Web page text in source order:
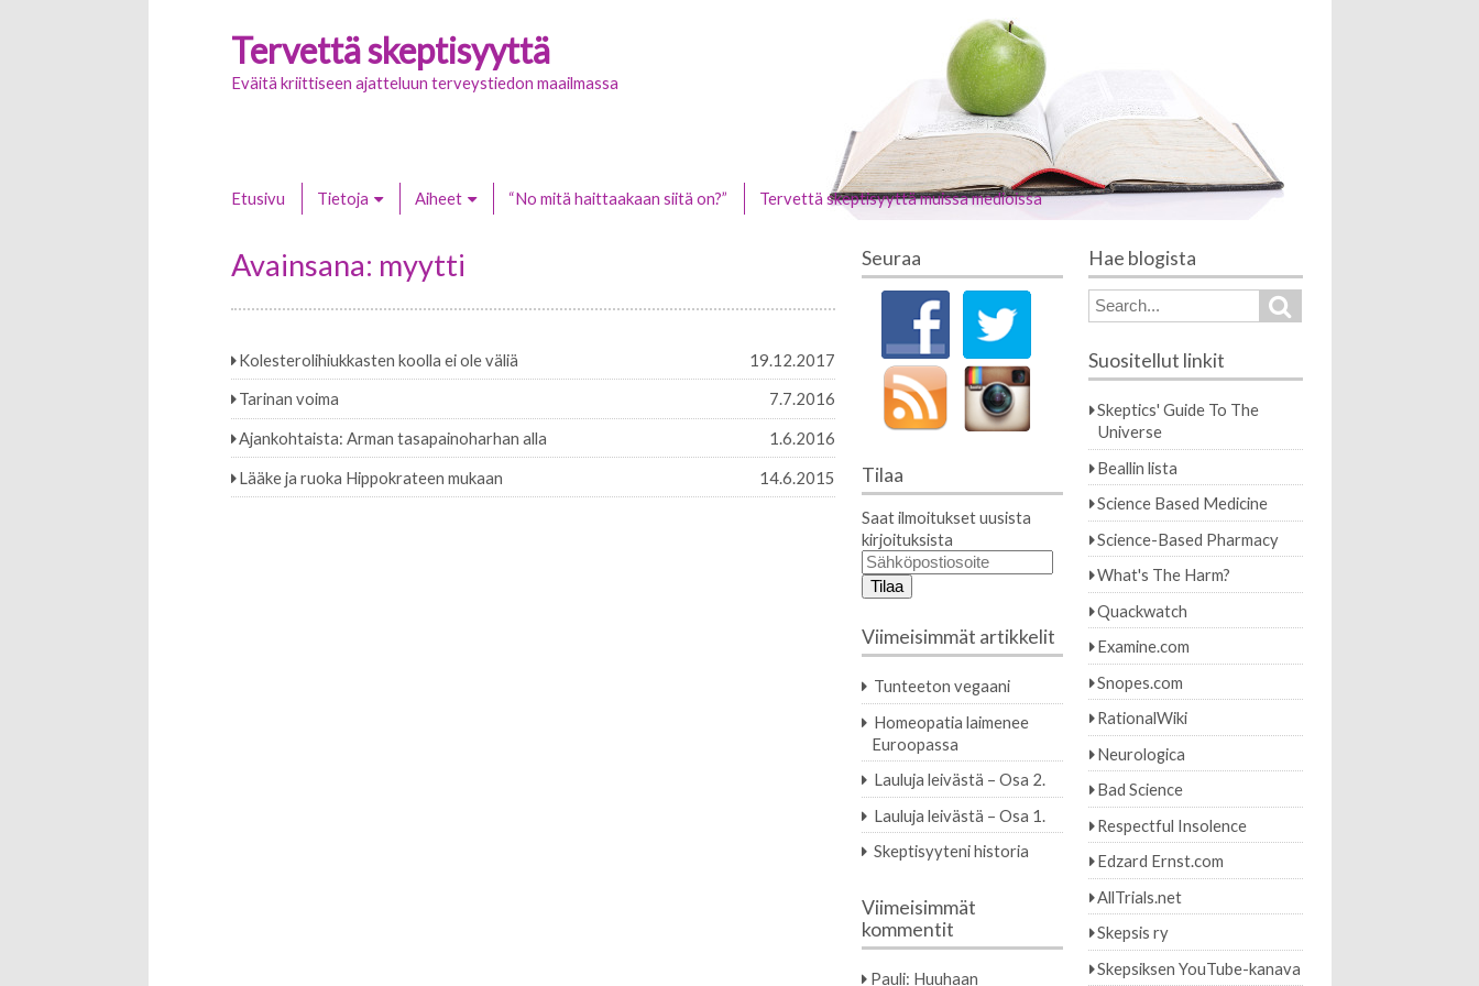
Tervettä skeptisyyttä
Eväitä kriittiseen ajatteluun terveystiedon maailmassa
Etusivu Tietoja Aiheet “No mitä haittaakaan siitä on?” Tervettä skeptisyyttä muissa medioissa
Avainsana: myytti
Kolesterolihiukkasten koolla ei ole väliä
19.12.2017
Tarinan voima
7.7.2016
Ajankohtaista: Arman tasapainoharhan alla
1.6.2016
Lääke ja ruoka Hippokrateen mukaan
14.6.2015
Seuraa
Tilaa
Saat ilmoitukset uusista
kirjoituksista
Sähköpostiosoite
Viimeisimmät artikkelit
Tunteeton vegaani
Homeopatia laimenee
Euroopassa
Lauluja leivästä – Osa 2.
Lauluja leivästä – Osa 1.
Skeptisyyteni historia
Viimeisimmät
kommentit
Pauli: Huuhaan
Hae blogista
Search
for:
Suositellut linkit
Skeptics' Guide To The
Universe
Beallin lista
Science Based Medicine
Science-Based Pharmacy
What's The Harm?
Quackwatch
Examine.com
Snopes.com
RationalWiki
Neurologica
Bad Science
Respectful Insolence
Edzard Ernst.com
AllTrials.net
Skepsis ry
Skepsiksen YouTube-kanava